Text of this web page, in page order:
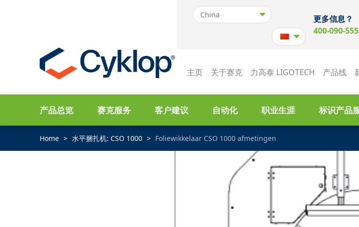
主页 关于赛克 力高泰 LIGOTECH 产品线
更多信息？
400-090-
产品总览 赛克服务 客户建议 自动化 职业生涯 标识产品
Home 水平捆扎机: CSO 1000 Foliewikkelaar CSO 1000 afmetingen